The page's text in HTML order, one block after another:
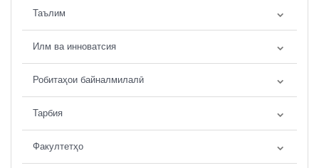
Таълим
Илм ва инноватсия
Робитаҳои байналмилалӣ
Тарбия
Факултетҳо